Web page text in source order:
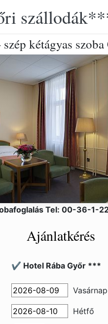
kétágyas szoba
Tel: 00-36-1-
Ajánlatkérés
✔️ Hotel Rába Győr ***
Vasárnap
Hétfő